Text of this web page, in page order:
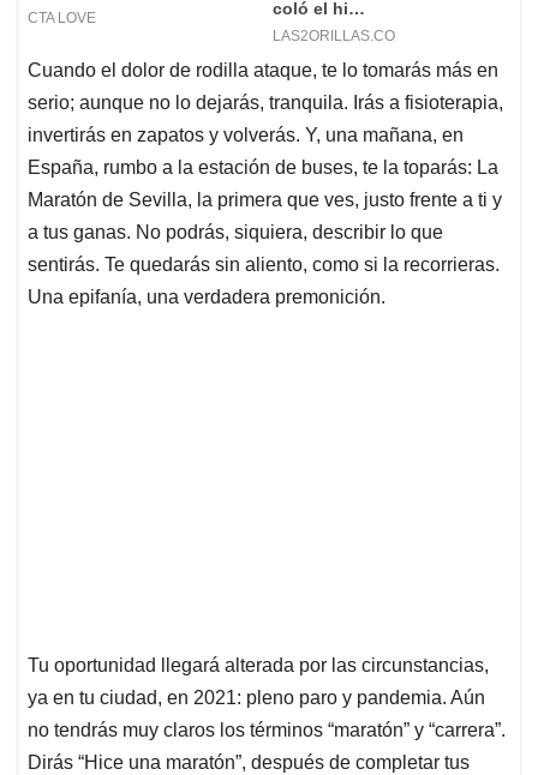
Cuando el dolor de rodilla ataque, te lo tomarás más en
serio; aunque no lo dejarás, tranquila. Irás a fisioterapia,
invertirás en zapatos y volverás. Y, una mañana, en
España, rumbo a la estación de buses, te la toparás: La
Maratón de Sevilla, la primera que ves, justo frente a ti y
a tus ganas. No podrás, siquiera, describir lo que
sentirás. Te quedarás sin aliento, como si la recorrieras.
Una epifanía, una verdadera premonición.
Tu oportunidad llegará alterada por las circunstancias,
ya en tu ciudad, en 2021: pleno paro y pandemia. Aún
no tendrás muy claros los términos “maratón” y “carrera”.
Dirás “Hice una maratón”, después de completar tus